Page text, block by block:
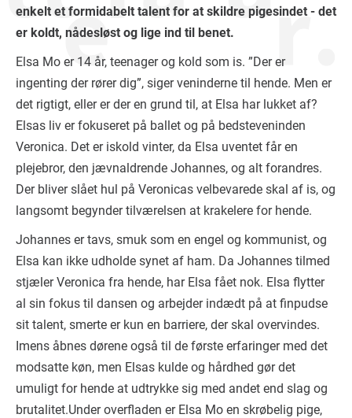
enkelt et formidabelt talent for at skildre pigesindet - det
er koldt, nådesløst og lige ind til benet.
Elsa Mo er 14 år, teenager og kold som is. ”Der er
ingenting der rører dig”, siger veninderne til hende. Men er
det rigtigt, eller er der en grund til, at Elsa har lukket af?
Elsas liv er fokuseret på ballet og på bedsteveninden
Veronica. Det er iskold vinter, da Elsa uventet får en
plejebror, den jævnaldrende Johannes, og alt forandres.
Der bliver slået hul på Veronicas velbevarede skal af is, og
langsomt begynder tilværelsen at krakelere for hende.
Johannes er tavs, smuk som en engel og kommunist, og
Elsa kan ikke udholde synet af ham. Da Johannes tilmed
stjæler Veronica fra hende, har Elsa fået nok. Elsa flytter
al sin fokus til dansen og arbejder indædt på at finpudse
sit talent, smerte er kun en barriere, der skal overvindes.
Imens åbnes dørene også til de første erfaringer med det
modsatte køn, men Elsas kulde og hårdhed gør det
umuligt for hende at udtrykke sig med andet end slag og
brutalitet.Under overfladen er Elsa Mo en skrøbelig pige,